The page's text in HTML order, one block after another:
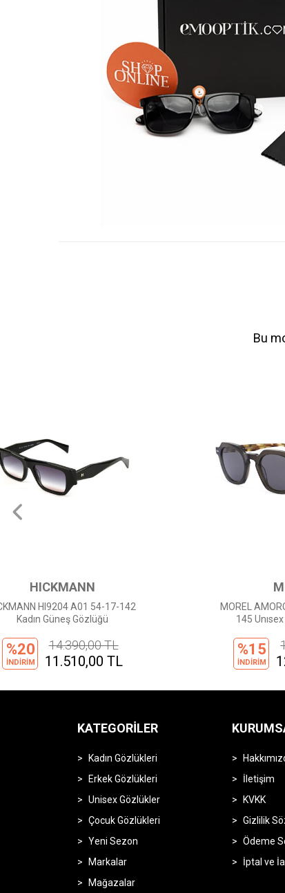
Bu
MOREL AMORGOS 3 MT05 47-24-
145 Unısex Güneş Gözlüğü
%15
İNDİRİM
14.700,00 TL
12.495,00 TL
KATEGORILER
Kadın Gözlükleri
Erkek Gözlükleri
Unisex Gözlükler
Çocuk Gözlükleri
Yeni Sezon
Markalar
Mağazalar
İletişim
KVKK
Gizlilik
Ödeme
İptal ve